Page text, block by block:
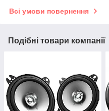
Всі умови повернення
Подібні товари компанії